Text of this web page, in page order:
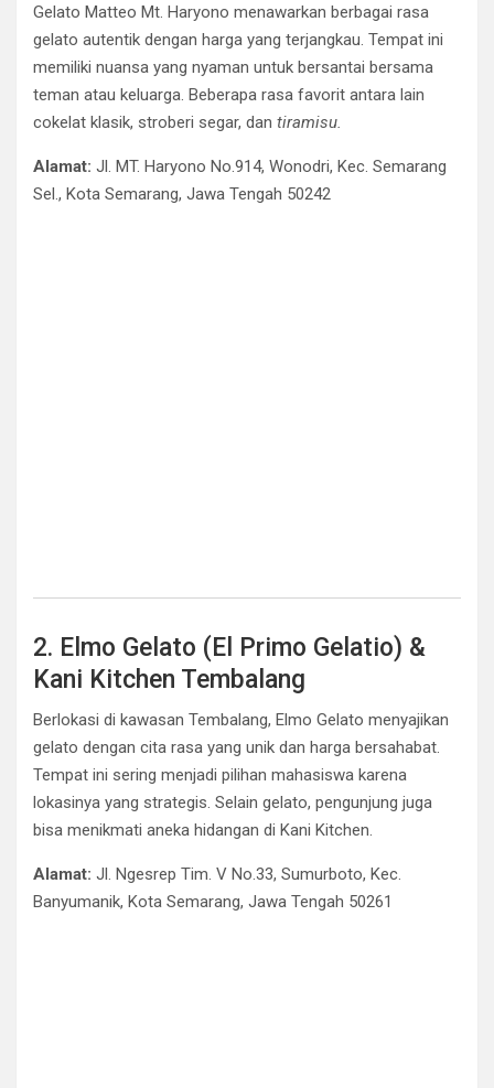
Gelato Matteo Mt. Haryono menawarkan berbagai rasa
gelato autentik dengan harga yang terjangkau. Tempat ini
memiliki nuansa yang nyaman untuk bersantai bersama
teman atau keluarga. Beberapa rasa favorit antara lain
cokelat klasik, stroberi segar, dan tiramisu.
Alamat: Jl. MT. Haryono No.914, Wonodri, Kec. Semarang
Sel., Kota Semarang, Jawa Tengah 50242
2. Elmo Gelato (El Primo Gelatio) &
Kani Kitchen Tembalang
Berlokasi di kawasan Tembalang, Elmo Gelato menyajikan
gelato dengan cita rasa yang unik dan harga bersahabat.
Tempat ini sering menjadi pilihan mahasiswa karena
lokasinya yang strategis. Selain gelato, pengunjung juga
bisa menikmati aneka hidangan di Kani Kitchen.
Alamat: Jl. Ngesrep Tim. V No.33, Sumurboto, Kec.
Banyumanik, Kota Semarang, Jawa Tengah 50261